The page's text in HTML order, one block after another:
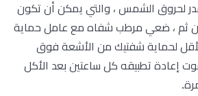
لحروق الشمس ، والتي يمكن أن تكون
ثم ، ضعي مرطب شفاه مع عامل حماية
15 على الأقل لحماية شفتيك من الأشعة فوق
إعادة تطبيقه كل ساعتين بعد الأكل
.